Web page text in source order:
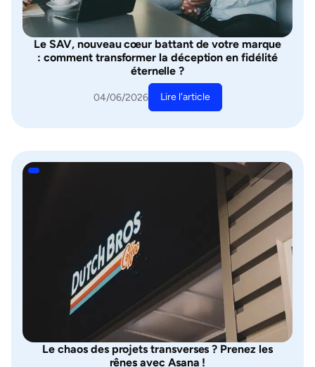
Le SAV, nouveau cœur battant de votre marque
: comment transformer la déception en fidélité
éternelle ?
04/06/2026 Lire l'article
Le chaos des projets transverses ? Prenez les
rênes avec Asana !